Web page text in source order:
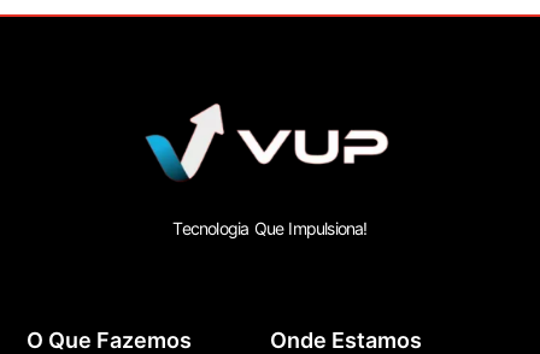
Tecnologia Que Impulsiona!
O Que Fazemos Onde Estamos